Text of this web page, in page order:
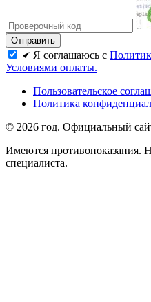
Я соглашаюсь с
Условиями оплаты.
Пользовательское
Политика
© 2026 год. Официальный
Имеются противопоказания.
специалиста.